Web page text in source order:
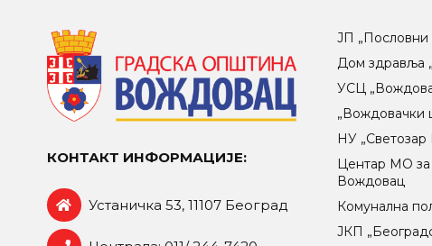
КОНТАКТ ИНФОРМАЦИЈЕ:
Устаничка 53, 11107 Београд
ЈП
Дом здравља
УСЦ
„Вождовачки
НУ
Центар МO за
Вождовац
Комунална
ЈКП